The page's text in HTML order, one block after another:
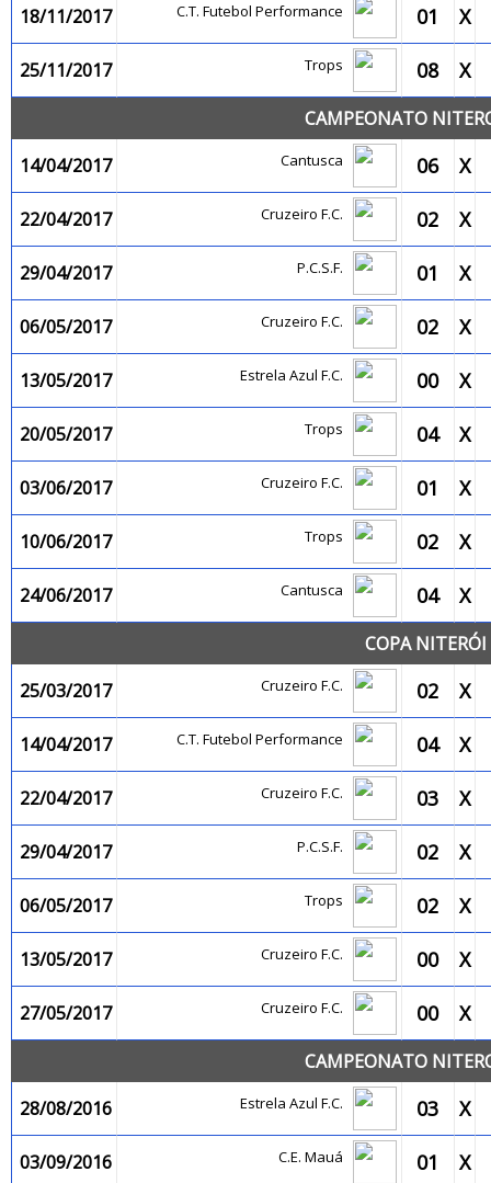
18/11/2017 C.T. Futebol Performance 01 X
25/11/2017 Trops 08 X
CAMPEONATO
14/04/2017
Cantusca 06 X
22/04/2017 Cruzeiro F.C. 02 X
29/04/2017 P.C.S.F. 01 X
06/05/2017 Cruzeiro F.C. 02 X
13/05/2017 Estrela Azul F.C. 00 X
20/05/2017 Trops 04 X
03/06/2017 Cruzeiro F.C. 01 X
10/06/2017 Trops 02 X
24/06/2017 Cantusca 04 X
COPA
25/03/2017
Cruzeiro F.C. 02 X
14/04/2017 C.T. Futebol Performance 04 X
22/04/2017 Cruzeiro F.C. 03 X
29/04/2017 P.C.S.F. 02 X
06/05/2017 Trops 02 X
13/05/2017 Cruzeiro F.C. 00 X
27/05/2017 Cruzeiro F.C. 00 X
CAMPEONATO
28/08/2016
Estrela Azul F.C. 03 X
03/09/2016 C.E. Mauá 01 X